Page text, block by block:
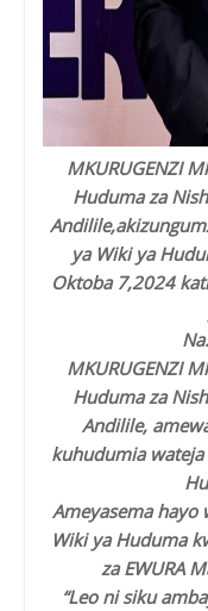
MKURUGENZI
Huduma za
ya Wiki ya
Oktoba 7,2024
MKURUGENZI
Huduma za
Andilile,
kuhudumia
Ameyasema hayo
Wiki ya Huduma
za EWURA
“Leo ni siku